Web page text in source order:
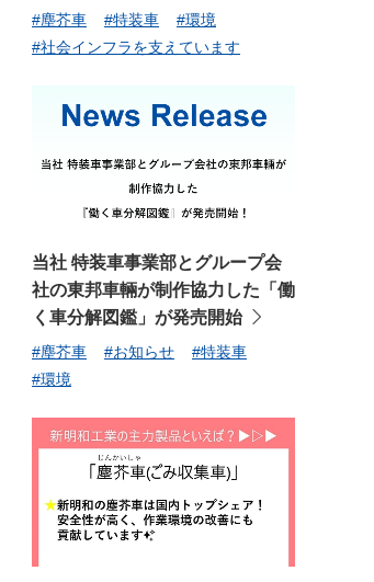
#塵芥車 #特装車
#環境
#社会インフラを支えています
当社 特装車事業部とグループ会
社の東邦車輛が制作協力した「働
く車分解図鑑」が発売開始
#塵芥車 #お知らせ
#特装車
#環境